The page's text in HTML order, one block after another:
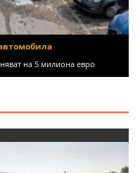
на 5 милиона евро